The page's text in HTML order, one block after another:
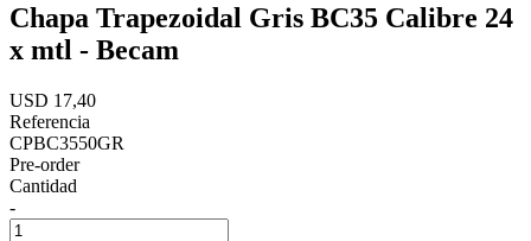
Chapa Trapezoidal Gris BC35 Calibre 24
x mtl - Becam
USD 17,40
Referencia
CPBC3550GR
Pre-order
Cantidad
-